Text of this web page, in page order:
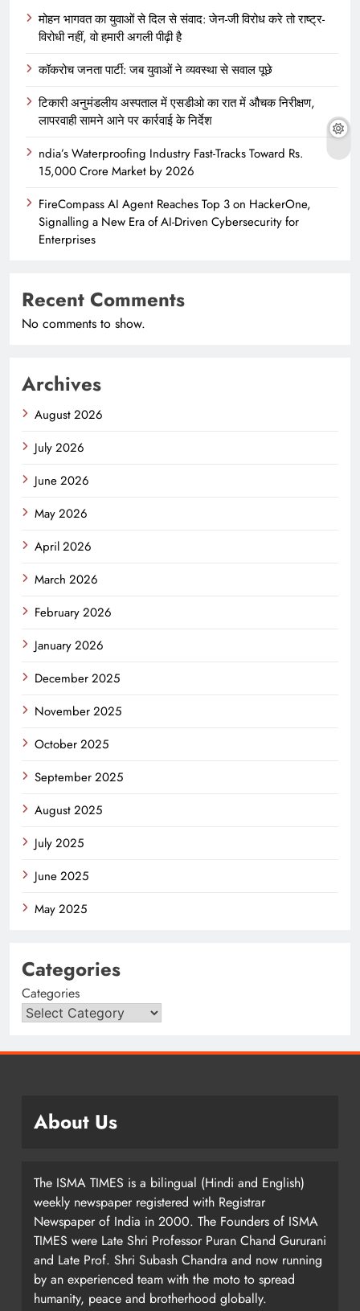
मोहन भागवत का युवाओं से दिल से संवाद: जेन-जी विरोध करे तो राष्ट्र-
विरोधी नहीं, वो हमारी अगली पीढ़ी है
कॉकरोच जनता पार्टी: जब युवाओं ने व्यवस्था से सवाल पूछे
टिकारी अनुमंडलीय अस्पताल में एसडीओ का रात में औचक निरीक्षण,
लापरवाही सामने आने पर कार्रवाई के निर्देश
ndia’s Waterproofing Industry Fast-Tracks Toward Rs.
15,000 Crore Market by 2026
FireCompass AI Agent Reaches Top 3 on HackerOne,
Signalling a New Era of AI-Driven Cybersecurity for
Enterprises
Recent Comments
No comments to show.
Archives
August 2026
July 2026
June 2026
May 2026
April 2026
March 2026
February 2026
January 2026
December 2025
November 2025
October 2025
September 2025
August 2025
July 2025
June 2025
May 2025
Categories
Categories
About Us
The ISMA TIMES is a bilingual (Hindi and English)
weekly newspaper registered with Registrar
Newspaper of India in 2000. The Founders of ISMA
TIMES were Late Shri Professor Puran Chand Gururani
and Late Prof. Shri Subash Chandra and now running
by an experienced team with the moto to spread
humanity, peace and brotherhood globally.